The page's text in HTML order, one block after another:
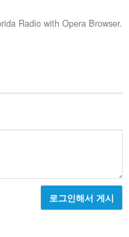
Radio with Opera Browser.
로그인해서 게시